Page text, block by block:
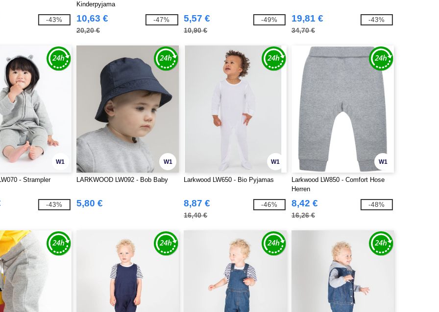
-43%
Kinderpyjama
10,63 €
20,20 €
-47% 5,57 €
10,90 €
-49% 19,81 €
34,70 €
-43%
W1
- Strampler
-43%
W1
LARKWOOD LW092 - Bob Baby
5,80 €
W1
Larkwood LW650 - Bio Pyjamas
8,87 €
16,40 €
-46%
W1
Larkwood LW850 - Comfort Hose
Herren
8,42 €
16,26 €
-48%